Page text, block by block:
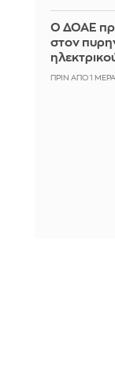
Ο ΔΟΑΕ
στον
ΠΡΙΝ ΑΠΌ 1 ΜΈΡΑ